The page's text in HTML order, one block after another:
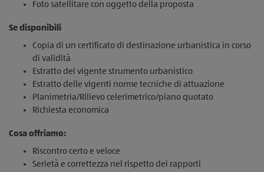
Foto satellitare con oggetto della proposta
Se disponibili
Copia di un certificato di destinazione urbanistica in corso
di validità
Estratto del vigente strumento urbanistico
Estratto delle vigenti norme tecniche di attuazione
Planimetria/Rilievo celerimetrico/piano quotato
Richiesta economica
Cosa offriamo:
Riscontro certo e veloce
Serietà e correttezza nel rispetto dei rapporti